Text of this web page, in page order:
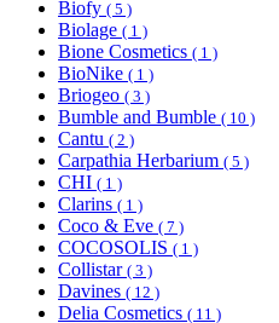
Biofy ( 5 )
Biolage ( 1 )
Bione Cosmetics ( 1 )
BioNike ( 1 )
Briogeo ( 3 )
Bumble and Bumble ( 10 )
Cantu ( 2 )
Carpathia Herbarium ( 5 )
CHI ( 1 )
Clarins ( 1 )
Coco & Eve ( 7 )
COCOSOLIS ( 1 )
Collistar ( 3 )
Davines ( 12 )
Delia Cosmetics ( 11 )